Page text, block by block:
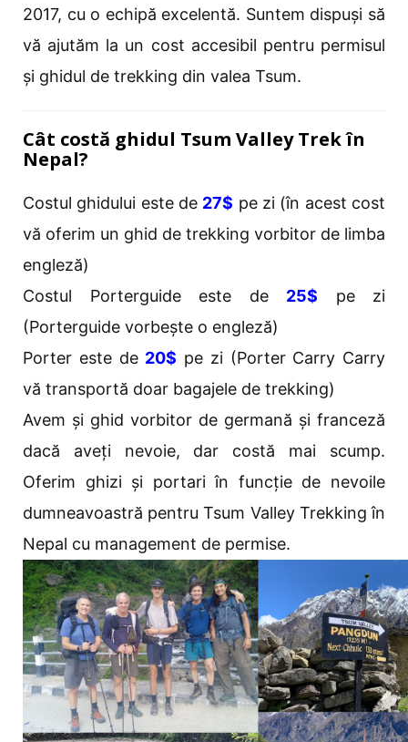
2017, cu o echipă excelentă. Suntem dispuși să
vă ajutăm la un cost accesibil pentru permisul
și ghidul de trekking din valea Tsum.
Cât costă ghidul Tsum Valley Trek în
Nepal?
Costul ghidului este de 27$ pe zi (în acest cost
vă oferim un ghid de trekking vorbitor de limba
engleză)
Costul Porterguide este de 25$ pe zi
(Porterguide vorbește o engleză)
Porter este de 20$ pe zi (Porter Carry Carry
vă transportă doar bagajele de trekking)
Avem și ghid vorbitor de germană și franceză
dacă aveți nevoie, dar costă mai scump.
Oferim ghizi și portari în funcție de nevoile
dumneavoastră pentru Tsum Valley Trekking în
Nepal cu management de permise.